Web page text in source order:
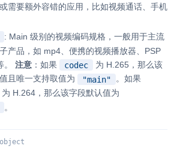
需要额外容错的应用，比如视频通话、手机
: Main 级别的视频编码规格，一般用于主流
产品，如 mp4、便携的视频播放器、PSP
。 注意 ：如果 codec
为 H.265，那么该
且唯一支持取值为
"main"
。如果
为 H.264，那么该字段默认值为
。
object